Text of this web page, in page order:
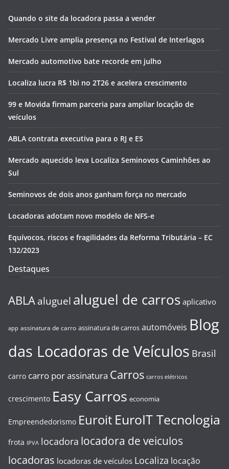
Quando o site da locadora passa a vender
Mercado Livre amplia presença no Festival de Interlagos
Mercado automotivo bate recorde em julho
Localiza lucra R$ 1bi no 2T26 e acelera crescimento
99 e Movida firmam parceria para ampliar locação de
veículos
ABLA contrata executiva para o RJ e ES
Mercado aquecido leva Localiza Seminovos Caminhões ao
Sul
Seminovos de dois anos ganham força no mercado
Locadoras adotam novo modelo de NFS-e
Equívocos, riscos e fragilidades da Reforma Tributária – EC
132/2023
Destaques
ABLA aluguel aluguel de carros aplicativo
app assinatura de carro assinatura de carros automóveis Blog
das Locadoras de Veículos Brasil
carro carro por assinatura Carros carros elétricos
crescimento Easy Carros economia
Empreendedorismo Euroit EuroIT Tecnologia
frota IPVA locadora locadora de veiculos
locadoras locadoras de veículos Localiza locação